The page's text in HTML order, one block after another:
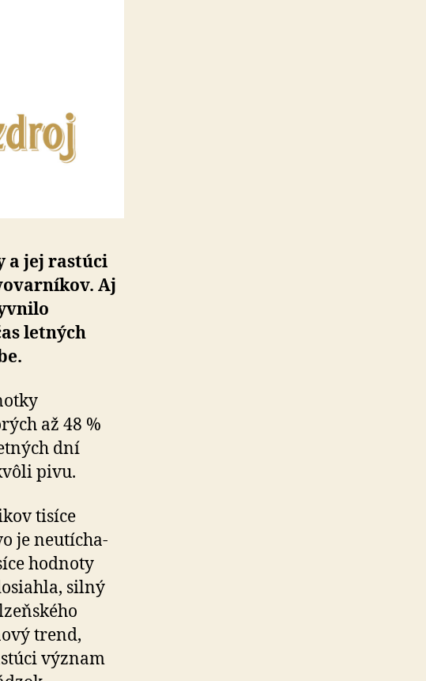
a jej rastúci
Aj
letných
až 48 %
dní
pivu.
tisíce
je neu­tí­cha­
hodnoty
silný
trend,
význam